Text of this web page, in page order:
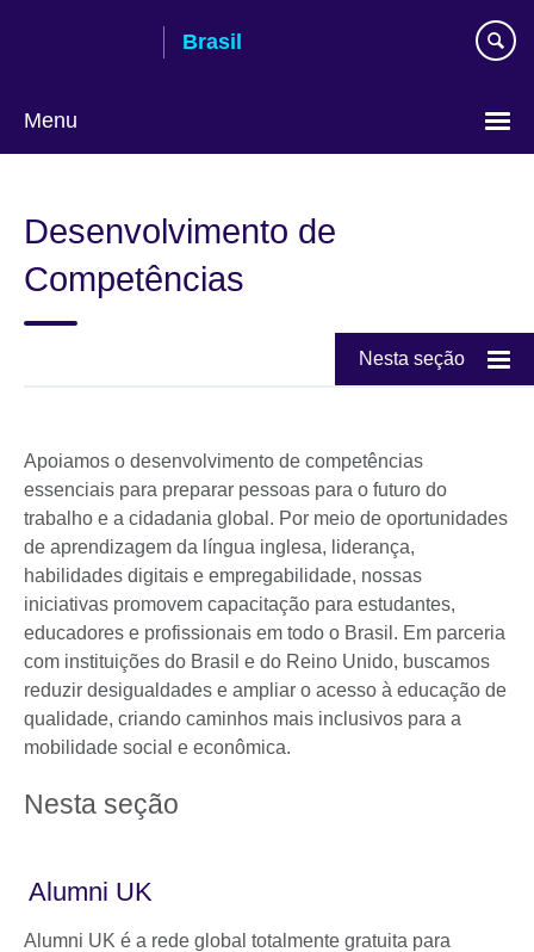
Brasil
Menu
language
Desenvolvimento de
Competências
Nesta seção
Apoiamos o desenvolvimento de competências
essenciais para preparar pessoas para o futuro do
trabalho e a cidadania global. Por meio de oportunidades
de aprendizagem da língua inglesa, liderança,
habilidades digitais e empregabilidade, nossas
iniciativas promovem capacitação para estudantes,
educadores e profissionais em todo o Brasil. Em parceria
com instituições do Brasil e do Reino Unido, buscamos
reduzir desigualdades e ampliar o acesso à educação de
qualidade, criando caminhos mais inclusivos para a
mobilidade social e econômica.
Nesta seção
Alumni UK
Alumni UK é a rede global totalmente gratuita para